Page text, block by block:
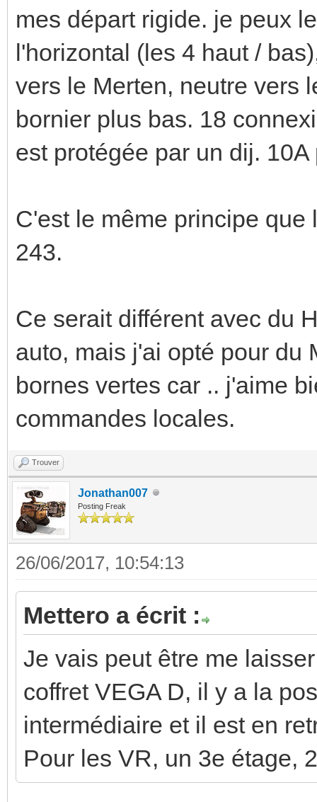
mes départ rigide. je peux
l'horizontal (les 4 haut /
vers le Merten, neutre vers
bornier plus bas. 18
est protégée par un dij.
C'est le même principe que
243.
Ce serait différent avec du
auto, mais j'ai opté pour du
bornes vertes car .. j'aime
commandes locales.
Trouver
Jonathan007
Posting Freak
26/06/2017, 10:54:13
Mettero a écrit :
Je vais peut être me
coffret VEGA D, il y a la
intermédiaire et il est en
Pour les VR, un 3e étage,